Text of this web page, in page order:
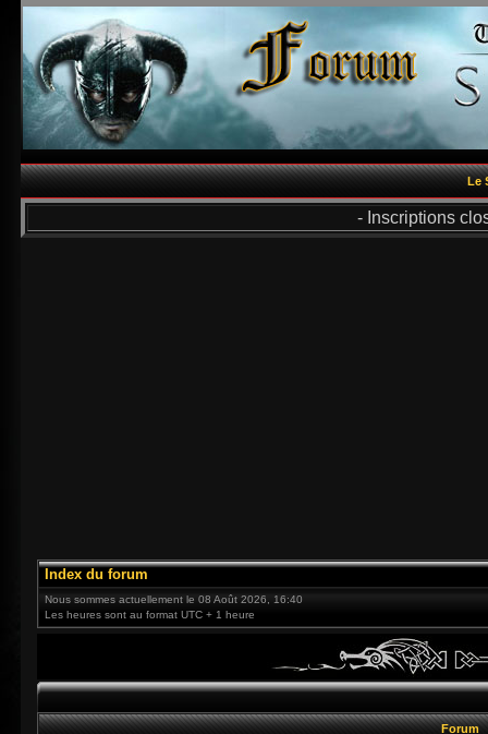
Le
- Inscriptions
Index du forum
Nous sommes actuellement le 08 Août 2026, 16:40
Les heures sont au format UTC + 1 heure
Forum